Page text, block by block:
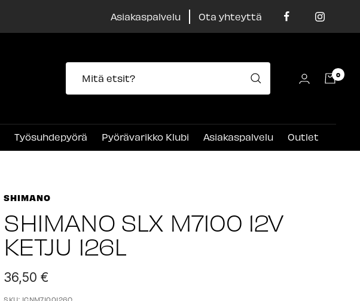
Asiakaspalvelu Ota yhteyttä
0
Työsuhdepyörä Pyörävarikko Klubi Asiakaspalvelu Outlet
SHIMANO
SHIMANO SLX M7100 12V
KETJU 126L
Alennushinta
36,50 €